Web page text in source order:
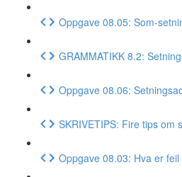
Oppgave 08.05: Som-
GRAMMATIKK 8.2:
Oppgave 08.06:
SKRIVETIPS: Fire tips om
Oppgave 08.03: Hva er